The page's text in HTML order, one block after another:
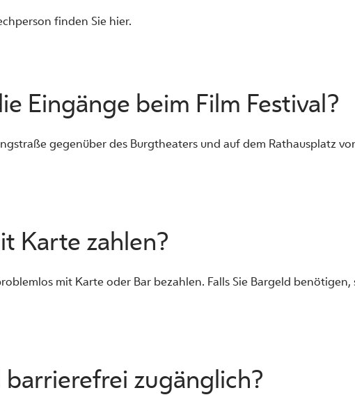
finden Sie hier.
Eingänge beim Film Festival?
gegenüber des Burgtheaters und auf dem Rathausplatz
Karte zahlen?
mit Karte oder Bar bezahlen. Falls Sie Bargeld
barrierefrei zugänglich?